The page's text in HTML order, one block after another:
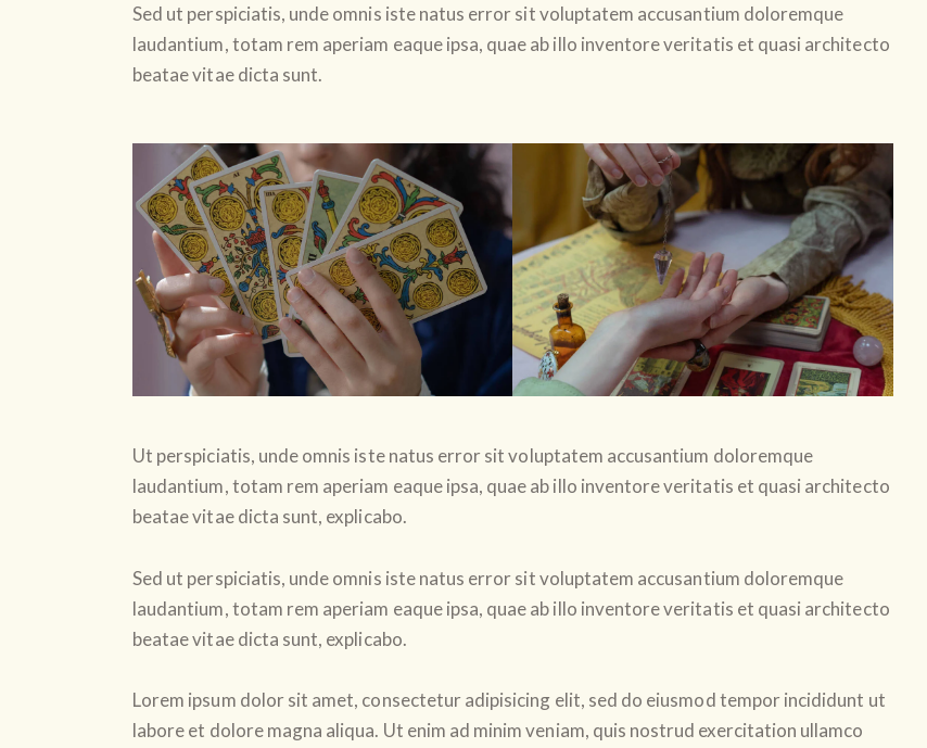
Sed ut perspiciatis, unde omnis iste natus error sit voluptatem accusantium doloremque
laudantium, totam rem aperiam eaque ipsa, quae ab illo inventore veritatis et quasi architecto
beatae vitae dicta sunt.
Ut perspiciatis, unde omnis iste natus error sit voluptatem accusantium doloremque
laudantium, totam rem aperiam eaque ipsa, quae ab illo inventore veritatis et quasi architecto
beatae vitae dicta sunt, explicabo.
Sed ut perspiciatis, unde omnis iste natus error sit voluptatem accusantium doloremque
laudantium, totam rem aperiam eaque ipsa, quae ab illo inventore veritatis et quasi architecto
beatae vitae dicta sunt, explicabo.
Lorem ipsum dolor sit amet, consectetur adipisicing elit, sed do eiusmod tempor incididunt ut
labore et dolore magna aliqua. Ut enim ad minim veniam, quis nostrud exercitation ullamco